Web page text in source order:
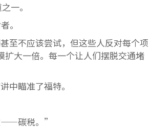
一。
。
至不应该尝试，但这些人反对每个项
扩大一倍。每一个让人们摆脱交通堵
中瞄准了福特。
——碳税。”